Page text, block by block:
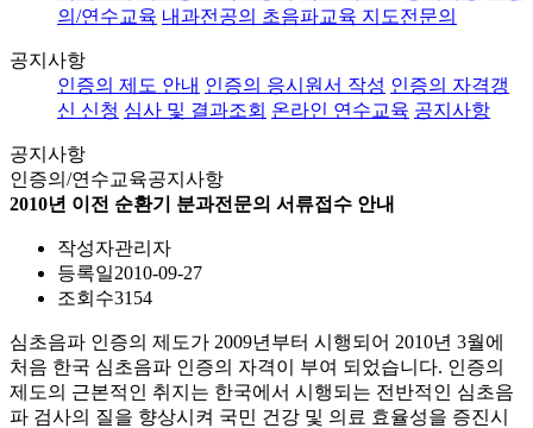
의/연수교육 내과전공의 초음파교육 지도전문의
공지사항
인증의 제도 안내 인증의 응시원서 작성 인증의 자격갱
신 신청 심사 및 결과조회 온라인 연수교육 공지사항
공지사항
인증의/연수교육공지사항
2010년 이전 순환기 분과전문의 서류접수 안내
작성자관리자
등록일2010-09-27
조회수3154
심초음파 인증의 제도가 2009년부터 시행되어 2010년 3월에
처음 한국 심초음파 인증의 자격이 부여 되었습니다. 인증의
제도의 근본적인 취지는 한국에서 시행되는 전반적인 심초음
파 검사의 질을 향상시켜 국민 건강 및 의료 효율성을 증진시